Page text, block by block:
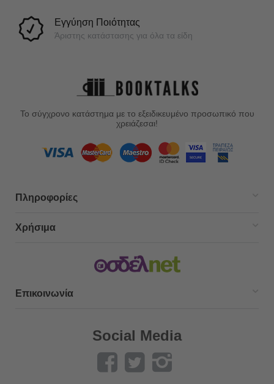
Εγγύηση Ποιότητας
Άριστης κατάστασης για όλα τα είδη
Το σύγχρονο κατάστημα με το εξειδικευμένο προσωπικό που
χρειάζεσαι!
Πληροφορίες
Χρήσιμα
Επικοινωνία
Social Media